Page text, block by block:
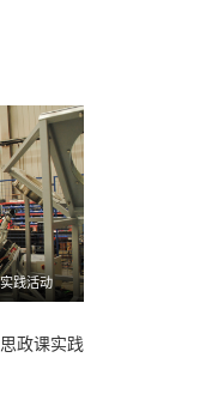
践活动
政课实践